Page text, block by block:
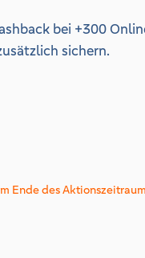
bei +300
sichern.
Ende des